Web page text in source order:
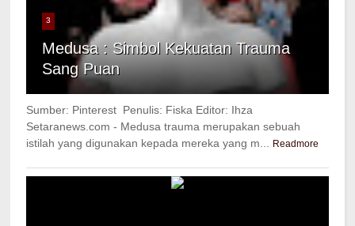
3
Medusa : Simbol Kekuatan Trauma
Sang Puan
Sumber: Pinterest Penulis: Fiska Editor: Ihza
Setaranews.com - Medusa trauma merupakan sebuah
istilah yang digunakan kepada mereka yang m...
Readmore